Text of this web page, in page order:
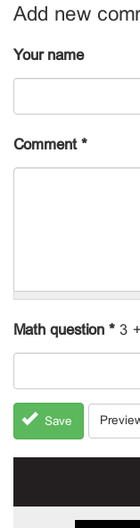
Add new
Your name
Comment*
Math question * 3
Save